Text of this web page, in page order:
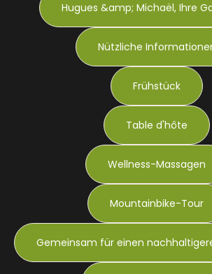
Hugues &amp; Michaël, Ihre
Nützliche
Frühstück
Table d'hôte
Wellness-Massagen
Mountainbike-Tour
Gemeinsam für einen